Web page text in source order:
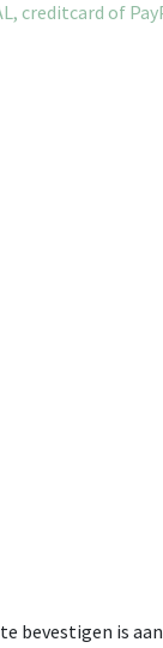
creditcard of
bevestigen is